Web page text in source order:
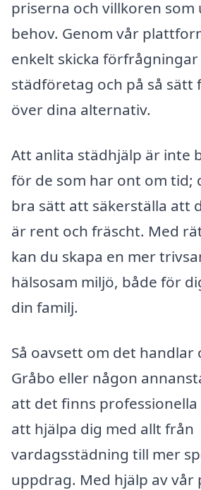
priserna och villkoren som
behov. Genom vår
enkelt skicka
städföretag och på så sätt
över dina alternativ.
Att anlita städhjälp är inte
för de som har ont om tid;
bra sätt att säkerställa att
är rent och fräscht. Med
kan du skapa en mer
hälsosam miljö, både för
din familj.
Så oavsett om det handlar
Gråbo eller någon
att det finns
att hjälpa dig med allt från
vardagsstädning till mer
uppdrag. Med hjälp av